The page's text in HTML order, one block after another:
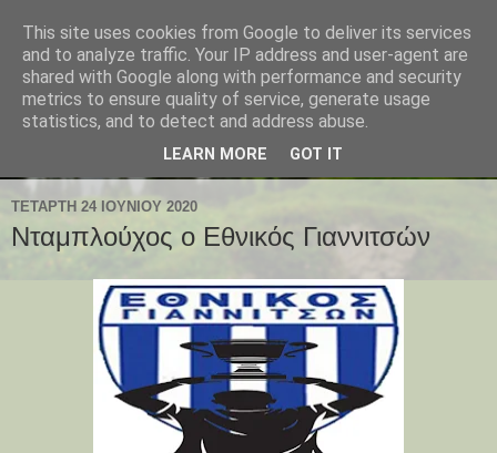
ΤΕΤΆΡΤΗ 24 ΙΟΥΝΊΟΥ 2020
Νταμπλούχος ο Εθνικός Γιαννιτσών
This site uses cookies from Google to deliver its services
and to analyze traffic. Your IP address and user-agent are
shared with Google along with performance and security
metrics to ensure quality of service, generate usage
statistics, and to detect and address abuse.
LEARN MORE GOT IT